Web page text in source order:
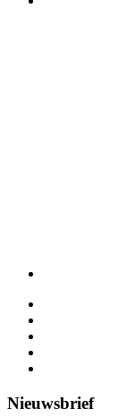
Nieuwsbrief